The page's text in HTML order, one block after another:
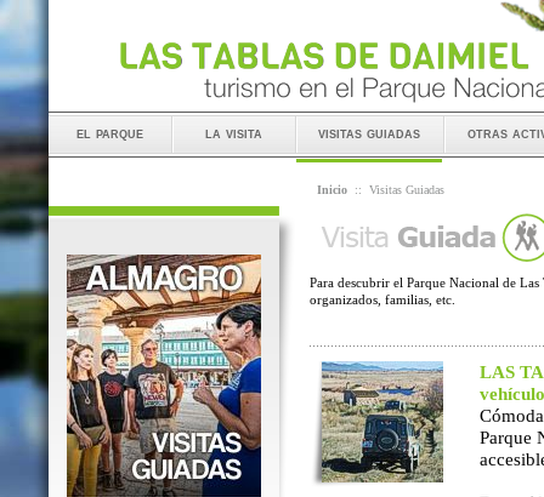
el parque la visita visitas guiadas otras
Inicio :: Visitas Guiadas
Para descubrir el Parque Nacional de
organizados, familias, etc.
LAS
vehículo
Parque